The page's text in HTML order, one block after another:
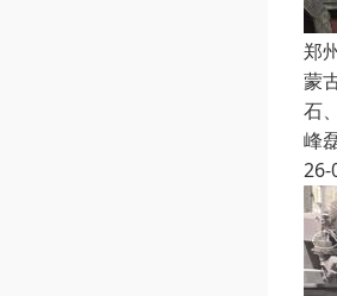
郑
蒙
石
峰
26-